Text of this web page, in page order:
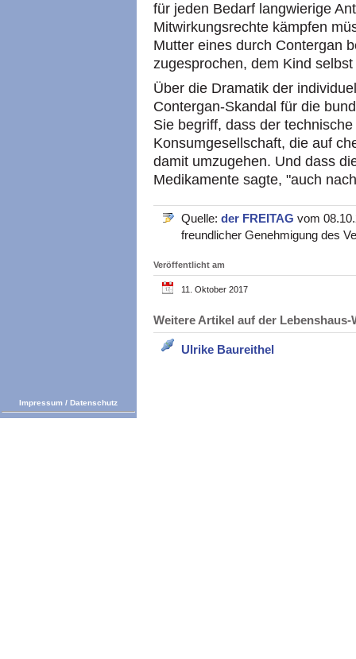
für jeden Bedarf langwierige
Mitwirkungsrechte kämpfen
Mutter eines durch Contergan
zugesprochen, dem Kind
Über die Dramatik der
Contergan-Skandal für die
Sie begriff, dass der
Konsumgesellschaft, die auf
damit umzugehen. Und dass
Medikamente sagte, "auch
Quelle: der FREITAG vom
freundlicher Genehmigung des
Veröffentlicht am
11. Oktober 2017
Weitere Artikel auf der
Ulrike Baureithel
Impressum / Datenschutz